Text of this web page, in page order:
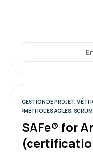
GESTION DE PROJET,
MÉTHODES AGILES,
SAFe® for